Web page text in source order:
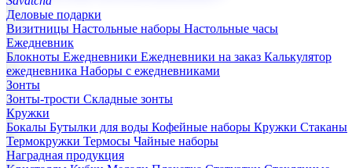
Деловые подарки
Визитницы Настольные наборы Настольные часы
Ежедневник
Блокноты Ежедневники Ежедневники на заказ Калькулятор
ежедневника Наборы с ежедневниками
Зонты
Зонты-трости Складные зонты
Кружки
Бокалы Бутылки для воды Кофейные наборы Кружки Стаканы
Термокружки Термосы Чайные наборы
Наградная продукция